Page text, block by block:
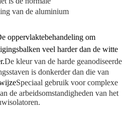
van de aluminium
oppervlaktebehandeling om
veel harder dan de witte
De kleur van de harde geanodiseerde
is donkerder dan die van
Speciaal gebruik voor complexe
de arbeidsomstandigheden van het